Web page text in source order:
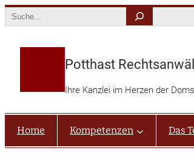
Search
Potthast
Ihre Kanzlei im Herzen der
Home Kompetenzen Das